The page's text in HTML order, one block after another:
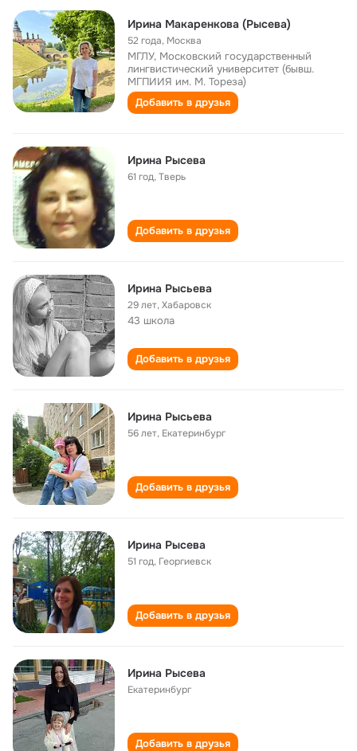
Ирина Макаренкова (Рысева)
52 года, Москва
МГЛУ, Московский государственный
лингвистический университет (бывш.
МГПИИЯ им. М. Тореза)
Добавить в друзья
Ирина Рысева
61 год,Тверь
Добавить в друзья
Ирина Рысьева
29 лет,Хабаровск
43 школа
Добавить в друзья
Ирина Рысьева
56 лет, Екатеринбург
Добавить в друзья
Ирина Рысева
51 год, Георгиевск
Добавить в друзья
Ирина Рысева
Екатеринбург
Добавить в друзья